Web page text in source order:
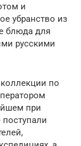
и
убранство из
блюда для
русскими
по
при